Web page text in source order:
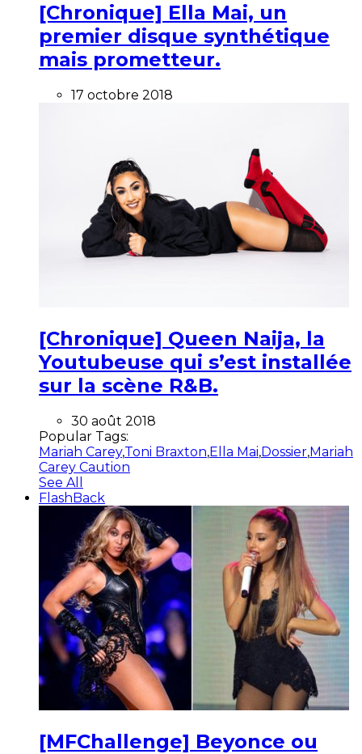
[Chronique] Ella Mai, un
premier disque synthétique
mais prometteur.
17 octobre 2018
[Chronique] Queen Naija, la
Youtubeuse qui s’est installée
sur la scène R&B.
30 août 2018
Popular Tags:
Mariah Carey,Toni Braxton,Ella Mai,Dossier,Mariah
Carey Caution
See All
FlashBack
[MFChallenge] Beyonce ou